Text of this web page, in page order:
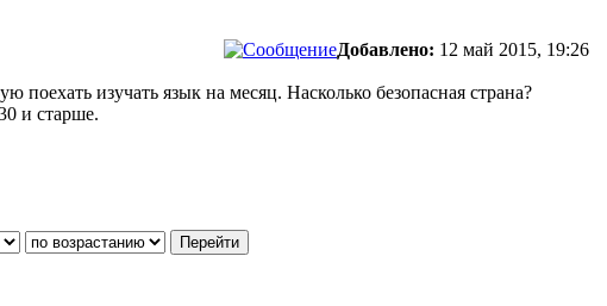
Добавлено: 12 май 2015, 19:26
изучать язык на месяц. Насколько безопасная страна?
и старше.